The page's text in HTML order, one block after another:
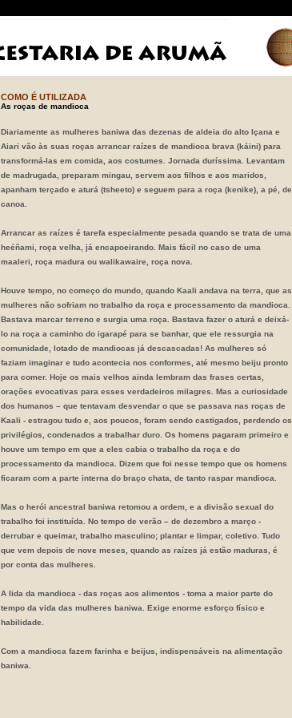
COMO É UTILIZADA
As roças de mandioca
Diariamente as mulheres baniwa das dezenas de aldeia do alto Içana e
Aiari vão às suas roças arrancar raízes de mandioca brava (káini) para
transformá-las em comida, aos costumes. Jornada duríssima. Levantam
de madrugada, preparam mingau, servem aos filhos e aos maridos,
apanham terçado e aturá (tsheeto) e seguem para a roça (kenike), a pé, de
canoa.
Arrancar as raízes é tarefa especialmente pesada quando se trata de uma
heéñami, roça velha, já encapoeirando. Mais fácil no caso de uma
maaleri, roça madura ou walikawaire, roça nova.
Houve tempo, no começo do mundo, quando Kaali andava na terra, que as
mulheres não sofriam no trabalho da roça e processamento da mandioca.
Bastava marcar terreno e surgia uma roça. Bastava fazer o aturá e deixá-
lo na roça a caminho do igarapé para se banhar, que ele ressurgia na
comunidade, lotado de mandiocas já descascadas! As mulheres só
faziam imaginar e tudo acontecia nos conformes, até mesmo beiju pronto
para comer. Hoje os mais velhos ainda lembram das frases certas,
orações evocativas para esses verdadeiros milagres. Mas a curiosidade
dos humanos – que tentavam desvendar o que se passava nas roças de
Kaali - estragou tudo e, aos poucos, foram sendo castigados, perdendo os
privilégios, condenados a trabalhar duro. Os homens pagaram primeiro e
houve um tempo em que a eles cabia o trabalho da roça e do
processamento da mandioca. Dizem que foi nesse tempo que os homens
ficaram com a parte interna do braço chata, de tanto raspar mandioca.
Mas o herói ancestral baniwa retomou a ordem, e a divisão sexual do
trabalho foi instituída. No tempo de verão – de dezembro a março -
derrubar e queimar, trabalho masculino; plantar e limpar, coletivo. Tudo
que vem depois de nove meses, quando as raízes já estão maduras, é
por conta das mulheres.
A lida da mandioca - das roças aos alimentos - toma a maior parte do
tempo da vida das mulheres baniwa. Exige enorme esforço físico e
habilidade.
Com a mandioca fazem farinha e beijus, indispensáveis na alimentação
baniwa.